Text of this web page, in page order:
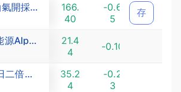
SPDR 標普油氣開採與生產ETF
166.
40
-0.6
5
-0.3
9
存
First Trust 能源AlphaDEX指數ETF
21.4
4
-0.10
Direxion 每日二倍做多標普油氣探勘與生產ETF
35.2
4
-0.2
3